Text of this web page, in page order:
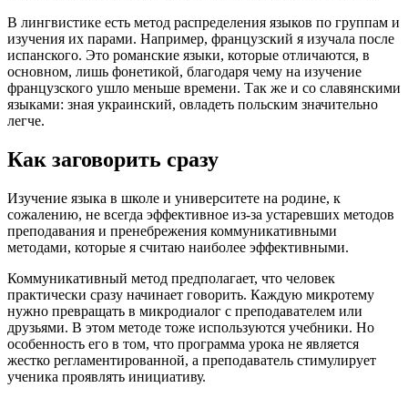
В лингвистике есть метод распределения языков по группам и
изучения их парами. Например, французский я изучала после
испанского. Это романские языки, которые отличаются, в
основном, лишь фонетикой, благодаря чему на изучение
французского ушло меньше времени. Так же и со славянскими
языками: зная украинский, овладеть польским значительно
легче.
Как заговорить сразу
Изучение языка в школе и университете на родине, к
сожалению, не всегда эффективное из-за устаревших методов
преподавания и пренебрежения коммуникативными
методами, которые я считаю наиболее эффективными.
Коммуникативный метод предполагает, что человек
практически сразу начинает говорить. Каждую микротему
нужно превращать в микродиалог с преподавателем или
друзьями. В этом методе тоже используются учебники. Но
особенность его в том, что программа урока не является
жестко регламентированной, а преподаватель стимулирует
ученика проявлять инициативу.